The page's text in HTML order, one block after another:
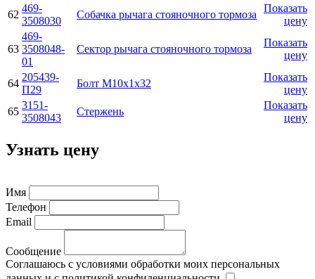
62
469-
3508030
Собачка pычага стояночного тоpмоза
Показать
цену
63
469-
3508048-
01
Сектоp pычага стояночного тоpмоза
Показать
цену
64
205439-
П29
Болт М10х1х32
Показать
цену
65
3151-
3508043
Стержень
Показать
цену
Узнать цену
Имя
Телефон
Email
Сообщение
Соглашаюсь с условиями обработки моих персональных